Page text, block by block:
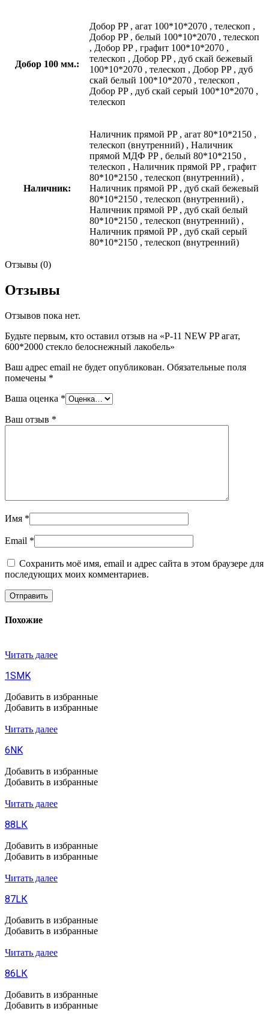
Добор 100 мм.:
Добор PP , агат 100*10*2070 , телескоп ,
Добор PP , белый 100*10*2070 , телескоп
, Добор PP , графит 100*10*2070 ,
телескоп , Добор PP , дуб скай бежевый
100*10*2070 , телескоп , Добор PP , дуб
скай белый 100*10*2070 , телескоп ,
Добор PP , дуб скай серый 100*10*2070 ,
телескоп
Наличник:
Наличник прямой PP , агат 80*10*2150 ,
телескоп (внутренний) , Наличник
прямой МДФ PP , белый 80*10*2150 ,
телескоп , Наличник прямой PP , графит
80*10*2150 , телескоп (внутренний) ,
Наличник прямой PP , дуб скай бежевый
80*10*2150 , телескоп (внутренний) ,
Наличник прямой PP , дуб скай белый
80*10*2150 , телескоп (внутренний) ,
Наличник прямой PP , дуб скай серый
80*10*2150 , телескоп (внутренний)
Отзывы (0)
Отзывы
Отзывов пока нет.
Будьте первым, кто оставил отзыв на «P-11 NEW PP агат,
600*2000 стекло белоснежный лакобель»
Ваш адрес email не будет опубликован. Обязательные поля
помечены *
Ваша оценка *
Ваш отзыв *
Имя *
Email *
Сохранить моё имя, email и адрес сайта в этом браузере для
последующих моих комментариев.
Похожие
Читать далее
1SMK
Добавить в избранные
Добавить в избранные
Читать далее
6NK
Добавить в избранные
Добавить в избранные
Читать далее
88LК
Добавить в избранные
Добавить в избранные
Читать далее
87LК
Добавить в избранные
Добавить в избранные
Читать далее
86LК
Добавить в избранные
Добавить в избранные